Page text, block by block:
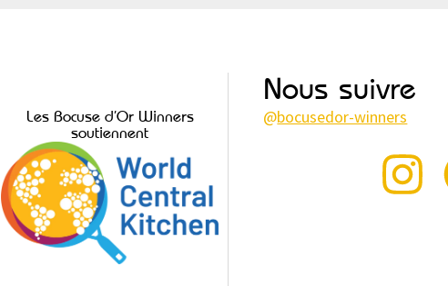
Les Bocuse d’Or Winners
soutiennent
Nous suivre
@bocusedor-winners